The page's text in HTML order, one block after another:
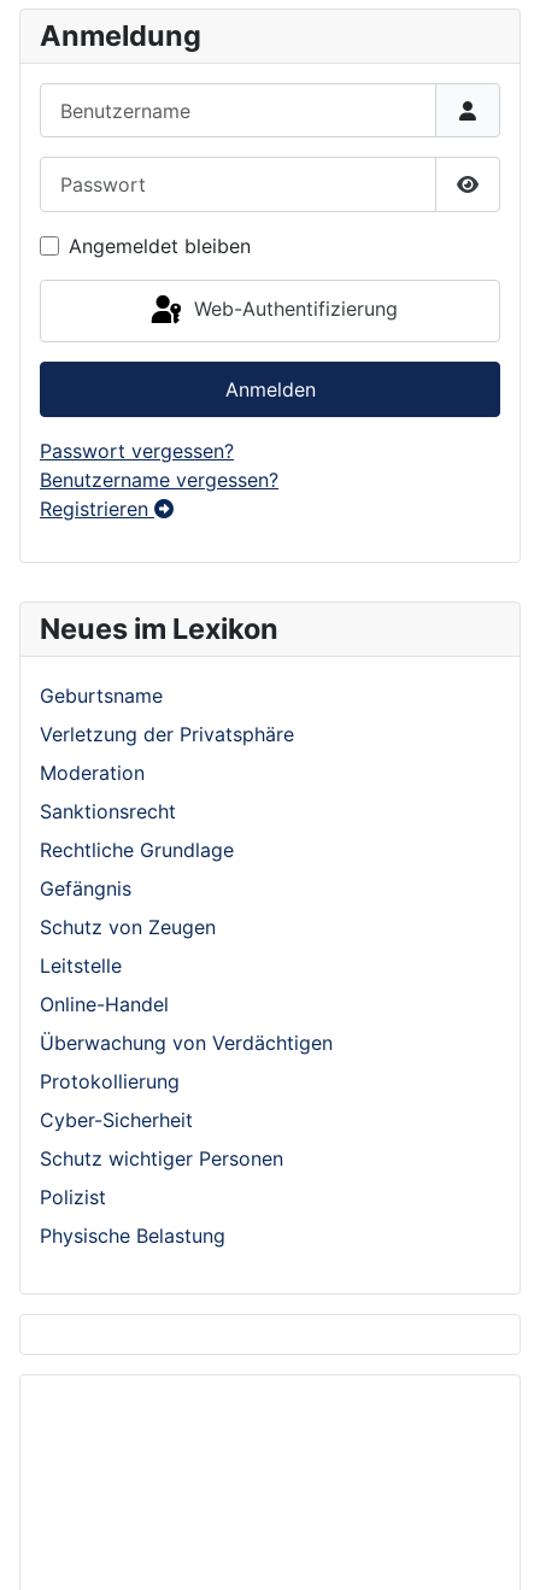
Neues im Lexikon
Geburtsname
Verletzung der Privatsphäre
Moderation
Sanktionsrecht
Rechtliche Grundlage
Gefängnis
Schutz von Zeugen
Leitstelle
Online-Handel
Überwachung von Verdächtigen
Protokollierung
Cyber-Sicherheit
Schutz wichtiger Personen
Polizist
Physische Belastung
Anmeldung
Angemeldet bleiben
Web-Authentifizierung
Anmelden
Passwort vergessen?
Benutzername vergessen?
Registrieren